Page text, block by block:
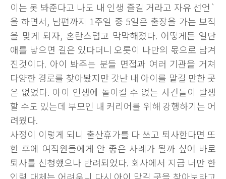
이는 못 봐준다고 나도 내 인생 즐길 거라고 자유 선언`
을 하면서, 남편까지 1주일 중 5일은 출장을 가는 보직
을 맞게 되자, 혼란스럽고 막막해졌다. 어떻게든 일단
애를 낳으면 길은 있다더니 오롯이 나만의 몫으로 남겨
진것이다. 아이 봐주는 분들 면접과 여러 기관을 거쳐
다양한 경로를 찾아봤지만 갓난 내 아이를 맡길 만한 곳
은 없었다. 아이 인생에 돌이킬 수 없는 사건들이 발생
할 수도 있는데 부모인 내 커리어를 위해 강행하기는 어
려웠다.
사정이 이렇게 되니 출산휴가를 다 쓰고 퇴사한다면 또
한 후에 여직원들에게 안 좋은 사례가 될까 싶어 바로
퇴사를 신청했으나 반려되었다. 회사에서 지금 너만 한